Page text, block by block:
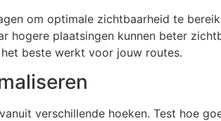
om optimale zichtbaarheid te
hogere plaatsingen kunnen beter
beste werkt voor jouw routes.
verschillende hoeken. Test hoe